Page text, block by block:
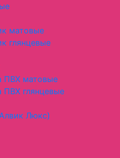
матовые
глянцевые
ПВХ матовые
ПВХ глянцевые
Люкс)